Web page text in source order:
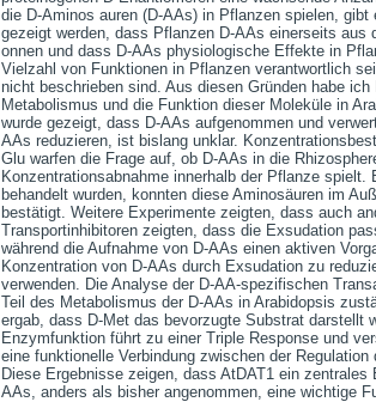
die D-Aminos auren (D-AAs) in Pflanzen spielen,
gezeigt werden, dass Pflanzen D-AAs einerseits
onnen und dass D-AAs physiologische Effekte in
Vielzahl von Funktionen in Pflanzen verantwortlich
nicht beschrieben sind. Aus diesen Gründen habe
Metabolismus und die Funktion dieser Moleküle in
wurde gezeigt, dass D-AAs aufgenommen und
AAs reduzieren, ist bislang unklar.
Glu warfen die Frage auf, ob D-AAs in die
Konzentrationsabnahme innerhalb der Pflanze
behandelt wurden, konnten diese Aminosäuren im
bestätigt. Weitere Experimente zeigten, dass auch
Transportinhibitoren zeigten, dass die Exsudation
während die Aufnahme von D-AAs einen aktiven
Konzentration von D-AAs durch Exsudation zu
verwenden. Die Analyse der D-AA-spezifischen
Teil des Metabolismus der D-AAs in Arabidopsis
ergab, dass D-Met das bevorzugte Substrat darstellt
Enzymfunktion führt zu einer Triple Response und
eine funktionelle Verbindung zwischen der
Diese Ergebnisse zeigen, dass AtDAT1 ein
AAs, anders als bisher angenommen, eine wichtige